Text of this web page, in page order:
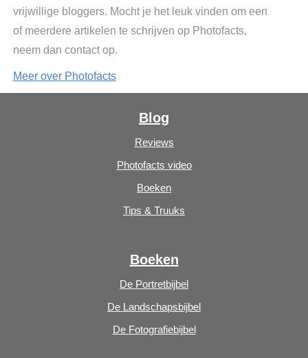
vrijwillige bloggers. Mocht je het leuk vinden om een
of meerdere artikelen te schrijven op Photofacts,
neem dan contact op.
Meer over Photofacts
Blog
Reviews
Photofacts video
Boeken
Tips & Truuks
Boeken
De Portretbijbel
De Landschapsbijbel
De Fotografiebijbel